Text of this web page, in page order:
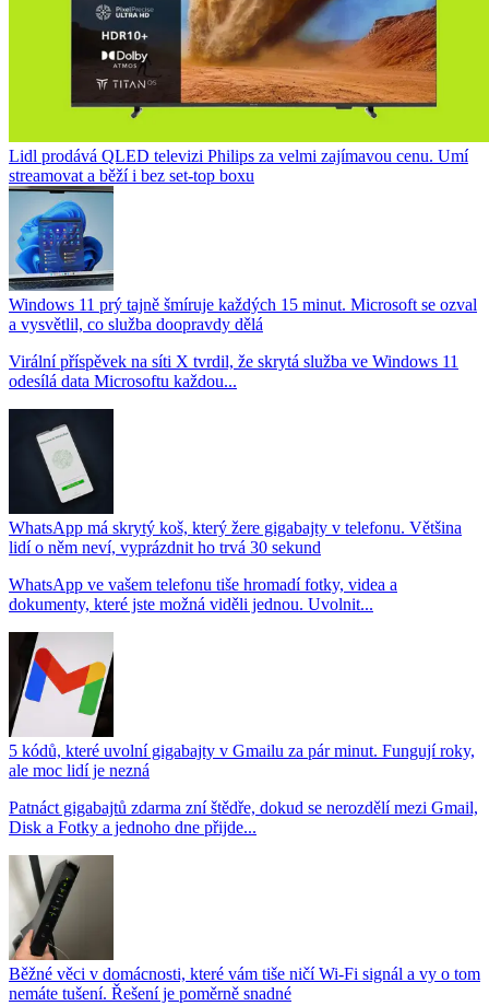
Lidl prodává QLED televizi Philips za velmi zajímavou cenu. Umí
streamovat a běží i bez set-top boxu
Windows 11 prý tajně šmíruje každých 15 minut. Microsoft se ozval
a vysvětlil, co služba doopravdy dělá
Virální příspěvek na síti X tvrdil, že skrytá služba ve Windows 11
odesílá data Microsoftu každou...
WhatsApp má skrytý koš, který žere gigabajty v telefonu. Většina
lidí o něm neví, vyprázdnit ho trvá 30 sekund
WhatsApp ve vašem telefonu tiše hromadí fotky, videa a
dokumenty, které jste možná viděli jednou. Uvolnit...
5 kódů, které uvolní gigabajty v Gmailu za pár minut. Fungují roky,
ale moc lidí je nezná
Patnáct gigabajtů zdarma zní štědře, dokud se nerozdělí mezi Gmail,
Disk a Fotky a jednoho dne přijde...
Běžné věci v domácnosti, které vám tiše ničí Wi-Fi signál a vy o tom
nemáte tušení. Řešení je poměrně snadné